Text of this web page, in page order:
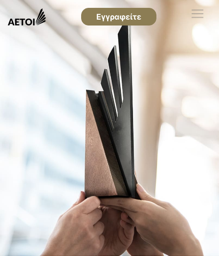
Εγγραφείτε